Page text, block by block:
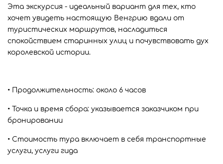
Эта экскурсия - идеальный вариант для тех, кто
хочет увидеть настоящую Венгрию вдали от
туристических маршрутов, насладиться
спокойствием старинных улиц и почувствовать дух
королевской истории.
• Продолжительность: около 6 часов
• Точка и время сбора: указывается заказчиком при
бронировании
• Стоимость тура включает в себя транспортные
услуги, услуги гида